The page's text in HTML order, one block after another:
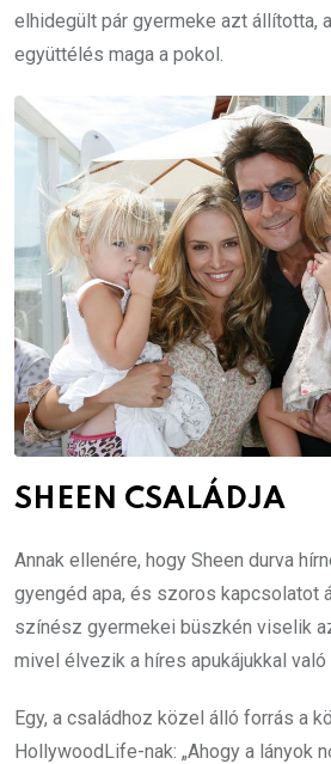
elhidegült pár gyermeke azt állította,
együttélés maga a pokol.
SHEEN CSALÁDJA
Annak ellenére, hogy Sheen durva
gyengéd apa, és szoros kapcsolatot
színész gyermekei büszkén viselik
mivel élvezik a híres apukájukkal való
Egy, a családhoz közel álló forrás a
HollywoodLife-nak: „Ahogy a lányok